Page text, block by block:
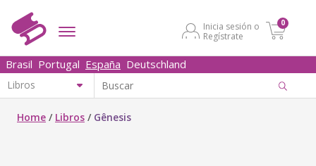
Inicia sesión o
Regístrate
0
Brasil Portugal España Deutschland
Home / Libros / Gênesis